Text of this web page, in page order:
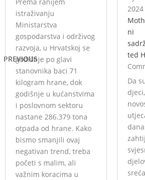
PREVIOUS
Prema ranijem
istraživanju
Ministarstva
gospodarstva i održivog
razvoja, u Hrvatskoj se
godišnje po glavi
stanovnika baci 71
kilogram hrane, dok
godišnje u kućanstvima
i poslovnom sektoru
nastane 286.379 tona
otpada od hrane. Kako
bismo smanjili ovaj
negativan trend, treba
početi s malim, ali
važnim koracima u
2024
ni
ted
Da